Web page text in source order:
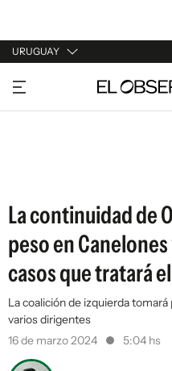
URUGUAY
URUGUAY
ARGENTINA
La continuidad de
peso en
casos que tratará
La coalición de izquierda
varios dirigentes
16 de marzo 2024
5:04 hs